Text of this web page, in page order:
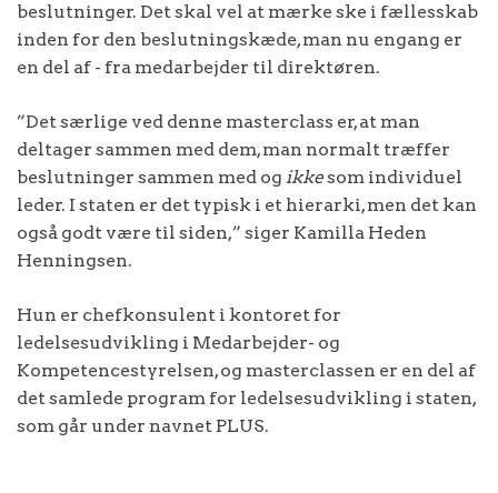
beslutninger. Det skal vel at mærke ske i fællesskab
inden for den beslutningskæde, man nu engang er
en del af - fra medarbejder til direktøren.
”Det særlige ved denne masterclass er, at man
deltager sammen med dem, man normalt træffer
beslutninger sammen med og ikkesom individuel
leder. I staten er det typisk i et hierarki, men det kan
også godt være til siden,” siger Kamilla Heden
Henningsen.
Hun er chefkonsulent i kontoret for
ledelsesudvikling i Medarbejder- og
Kompetencestyrelsen, og masterclassen er en del af
det samlede program for ledelsesudvikling i staten,
som går under navnet PLUS.